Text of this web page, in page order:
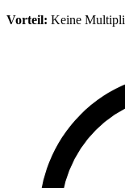
Vorteil: Keine